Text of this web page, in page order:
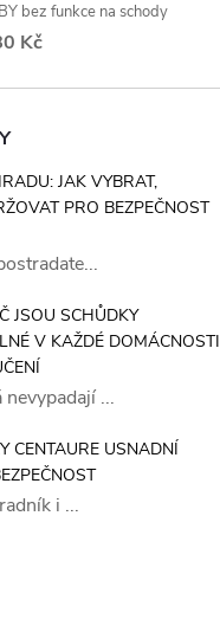
bez funkce na schody
Kč
JAK VYBRAT,
PRO BEZPEČNOST
JSOU SCHŮDKY
V KAŽDÉ DOMÁCNOSTI
...
CENTAURE USNADNÍ
i ...